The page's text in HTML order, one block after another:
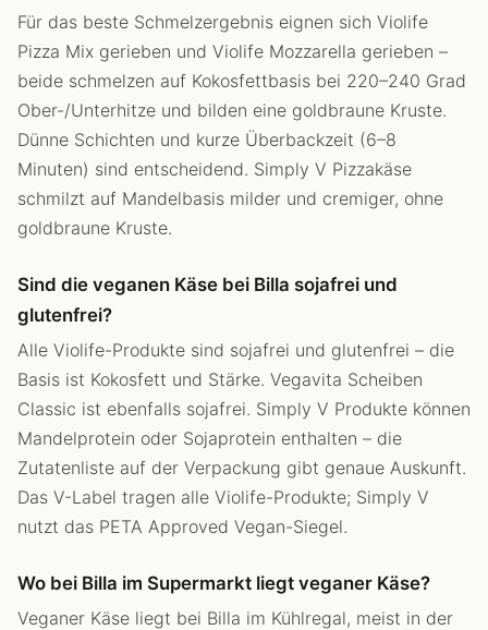
Für das beste Schmelzergebnis eignen sich Violife
Pizza Mix gerieben und Violife Mozzarella gerieben –
beide schmelzen auf Kokosfettbasis bei 220–240 Grad
Ober-/Unterhitze und bilden eine goldbraune Kruste.
Dünne Schichten und kurze Überbackzeit (6–8
Minuten) sind entscheidend. Simply V Pizzakäse
schmilzt auf Mandelbasis milder und cremiger, ohne
goldbraune Kruste.
Sind die veganen Käse bei Billa sojafrei und
glutenfrei?
Alle Violife-Produkte sind sojafrei und glutenfrei – die
Basis ist Kokosfett und Stärke. Vegavita Scheiben
Classic ist ebenfalls sojafrei. Simply V Produkte können
Mandelprotein oder Sojaprotein enthalten – die
Zutatenliste auf der Verpackung gibt genaue Auskunft.
Das V-Label tragen alle Violife-Produkte; Simply V
nutzt das PETA Approved Vegan-Siegel.
Wo bei Billa im Supermarkt liegt veganer Käse?
Veganer Käse liegt bei Billa im Kühlregal, meist in der